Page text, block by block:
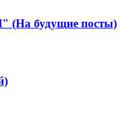
будущие посты)